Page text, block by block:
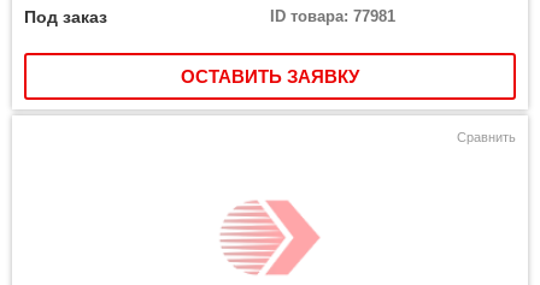
Под заказ ID товара: 77981
ОСТАВИТЬ ЗАЯВКУ
Сравнить